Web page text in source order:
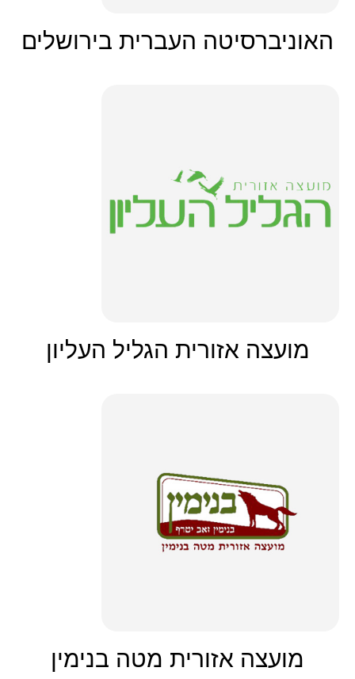
האוניברסיטה העברית בירושלים
מועצה אזורית הגליל העליון
מועצה אזורית מטה בנימין